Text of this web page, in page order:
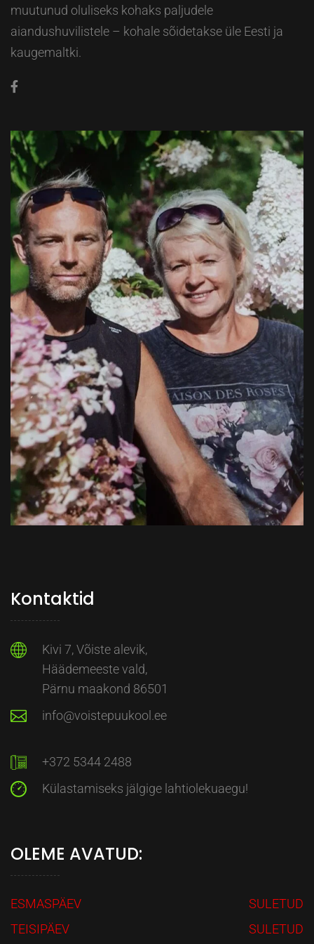
muutunud oluliseks kohaks paljudele
aiandushuvilistele – kohale sõidetakse üle Eesti ja
kaugemaltki.
Kontaktid
Kivi 7, Võiste alevik,
Häädemeeste vald,
Pärnu maakond 86501
info@voistepuukool.ee
+372 5344 2488
Külastamiseks jälgige lahtiolekuaegu!
OLEME AVATUD:
ESMASPÄEV
SULETUD
TEISIPÄEV
SULETUD